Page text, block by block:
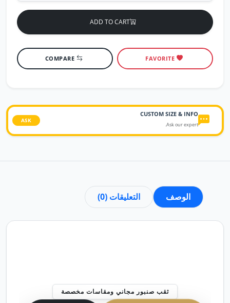
ADD TO CART
FAVORITE
COMPARE
CUSTOM SIZE & INFO
Ask our expert.
ASK
الوصف التعليقات (0)
ثقب صنبور مجاني ومقاسات مخصصة